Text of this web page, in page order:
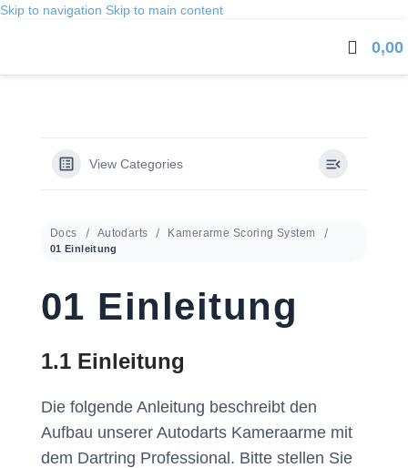
Skip to navigation Skip to main content
0,00
View Categories
Docs Autodarts Kamerarme Scoring System
01 Einleitung
01 Einleitung
1.1 Einleitung
Die folgende Anleitung beschreibt den
Aufbau unserer Autodarts Kameraarme mit
dem Dartring Professional. Bitte stellen Sie